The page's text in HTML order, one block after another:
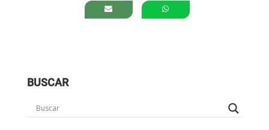
BUSCAR